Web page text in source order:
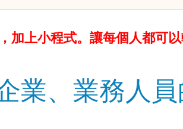
加上小程式。讓每個人都可以
業、業務人員